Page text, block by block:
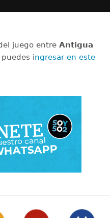
juego entre Antigua
ingresar en este